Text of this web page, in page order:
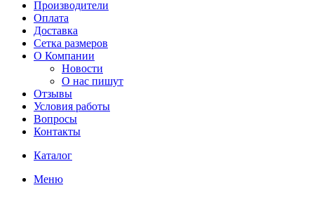
Производители
Оплата
Доставка
Сетка размеров
О Компании
Новости
О нас пишут
Отзывы
Условия работы
Вопросы
Контакты
Каталог
Меню